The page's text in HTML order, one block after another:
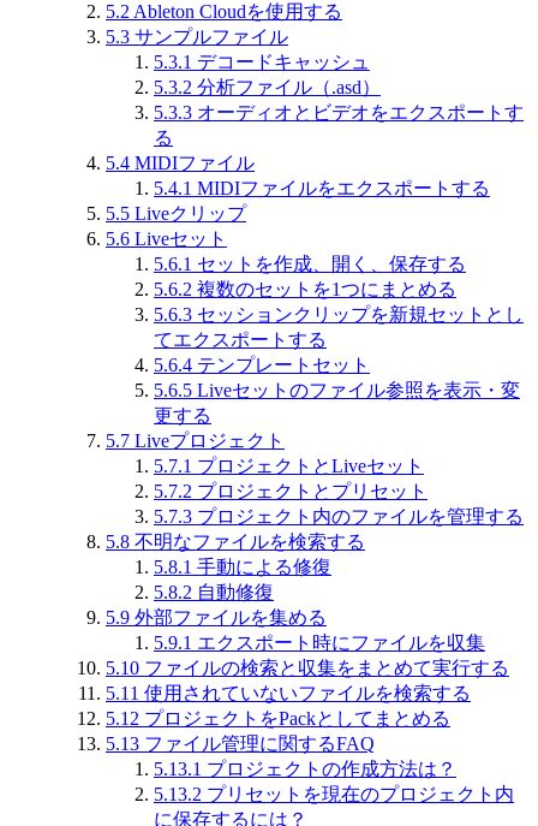
5.2 Ableton Cloudを使用する
5.3 サンプルファイル
5.3.1 デコードキャッシュ
5.3.2 分析ファイル（.asd）
5.3.3 オーディオとビデオをエクスポートす
る
5.4 MIDIファイル
5.4.1 MIDIファイルをエクスポートする
5.5 Liveクリップ
5.6 Liveセット
5.6.1 セットを作成、開く、保存する
5.6.2 複数のセットを1つにまとめる
5.6.3 セッションクリップを新規セットとし
てエクスポートする
5.6.4 テンプレートセット
5.6.5 Liveセットのファイル参照を表示・変
更する
5.7 Liveプロジェクト
5.7.1 プロジェクトとLiveセット
5.7.2 プロジェクトとプリセット
5.7.3 プロジェクト内のファイルを管理する
5.8 不明なファイルを検索する
5.8.1 手動による修復
5.8.2 自動修復
5.9 外部ファイルを集める
5.9.1 エクスポート時にファイルを収集
5.10 ファイルの検索と収集をまとめて実行する
5.11 使用されていないファイルを検索する
5.12 プロジェクトをPackとしてまとめる
5.13 ファイル管理に関するFAQ
5.13.1 プロジェクトの作成方法は？
5.13.2 プリセットを現在のプロジェクト内
に保存するには？